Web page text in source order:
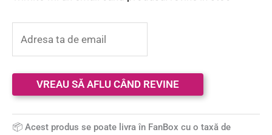
📦 Acest produs se poate livra în FanBox cu o taxă de